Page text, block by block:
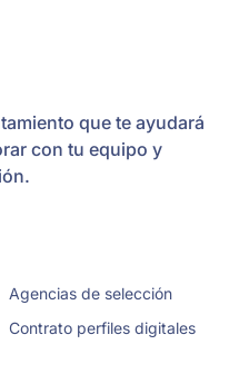
que te ayudará
con tu equipo y
Agencias de selección
Contrato perfiles digitales